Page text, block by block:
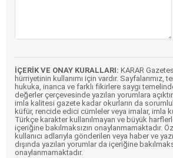
İÇERİK VE ONAY KURALLARI: KARAR
hürriyetinin kullanımı için vardır. Sayfalarımız,
hukuka, inanca ve farklı fikirlere saygı
değerler çerçevesinde yazılan yorumlara
imla kalitesi gazete kadar okurların da
küfür, rencide edici cümleler veya imalar, imla
Türkçe karakter kullanılmayan ve büyük
içeriğine bakılmaksızın onaylanmamaktadır.
kullanıcı adlarıyla gönderilen veya haber ve
dışında yazılan yorumlar da içeriğine
onaylanmamaktadır.